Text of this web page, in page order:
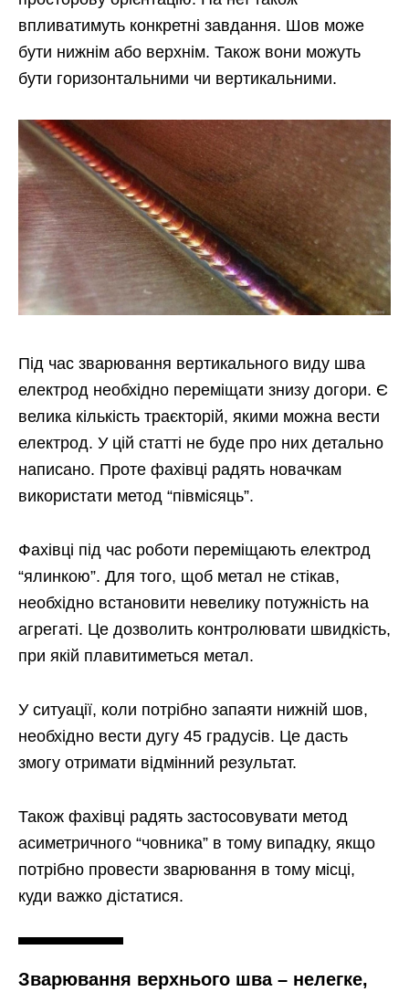
впливатимуть конкретні завдання. Шов може
бути нижнім або верхнім. Також вони можуть
бути горизонтальними чи вертикальними.
Під час зварювання вертикального виду шва
електрод необхідно переміщати знизу догори. Є
велика кількість траєкторій, якими можна вести
електрод. У цій статті не буде про них детально
написано. Проте фахівці радять новачкам
використати метод “півмісяць”.
Фахівці під час роботи переміщають електрод
“ялинкою”. Для того, щоб метал не стікав,
необхідно встановити невелику потужність на
агрегаті. Це дозволить контролювати швидкість,
при якій плавитиметься метал.
У ситуації, коли потрібно запаяти нижній шов,
необхідно вести дугу 45 градусів. Це дасть
змогу отримати відмінний результат.
Також фахівці радять застосовувати метод
асиметричного “човника” в тому випадку, якщо
потрібно провести зварювання в тому місці,
куди важко дістатися.
Зварювання верхнього шва – нелегке,